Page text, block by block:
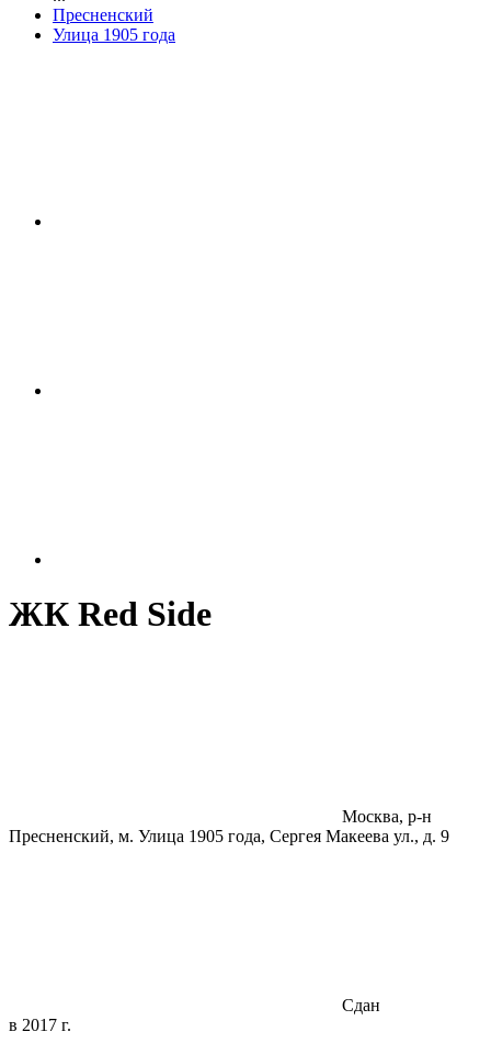
Пресненский
Улица 1905 года
ЖК Red Side
Москва, р-н
Пресненский, м. Улица 1905 года, Сергея Макеева ул., д. 9
Сдан
в 2017 г.